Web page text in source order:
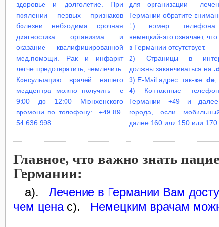
здоровье и долголетие. При
поялении первых признаков
болезни небходима срочная
диагностика организма и
оказание квалифицированной
мед.помощи. Рак и инфаркт
легче предотвратить, чемлечить.
Консультацию врачей нашего
медцентра можно получить с
9:00 до 12:00 Мюнхенского
времени по телефону: +49-89-
54 636 998
для организации
Германии обратите
1) номер
немецкий-это означает,
в Германии отсутствует.
2) Страницы в
должны заканчиваться на
3) E-Mail адрес так-же . de;
4) Контактные
Германии +49 и
города, если
далее 160 или 150 или 170
Главное, что важно знать
Германии:
а). Лечение в Германии Вам
чем ценас).
Немецким врачам